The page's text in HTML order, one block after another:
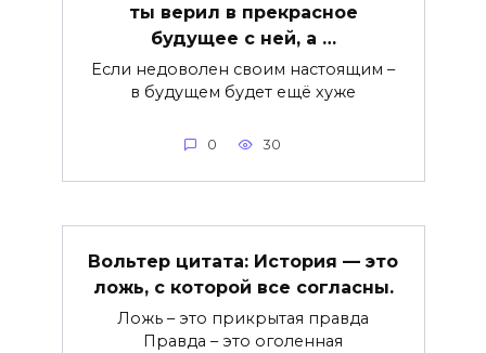
ты верил в прекрасное
будущее с ней, а …
Если недоволен своим настоящим –
в будущем будет ещё хуже
0 30
Вольтер цитата: История — это
ложь, с которой все согласны.
Ложь – это прикрытая правда
Правда – это оголенная